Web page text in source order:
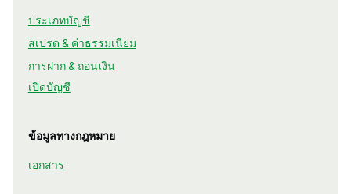
ประเภทบัญชี
สเปรด & ค่าธรรมเนียม
การฝาก & ถอนเงิน
เปิดบัญชี
ข้อมูลทางกฎหมาย
เอกสาร